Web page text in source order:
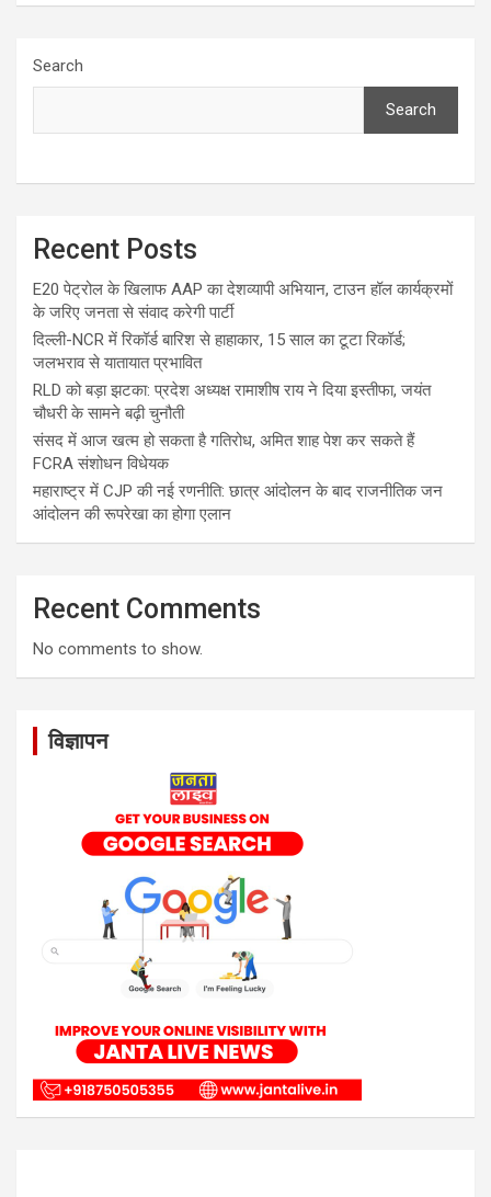
Search
Search
Recent Posts
E20 पेट्रोल के खिलाफ AAP का देशव्यापी अभियान, टाउन हॉल कार्यक्रमों
के जरिए जनता से संवाद करेगी पार्टी
दिल्ली-NCR में रिकॉर्ड बारिश से हाहाकार, 15 साल का टूटा रिकॉर्ड;
जलभराव से यातायात प्रभावित
RLD को बड़ा झटका: प्रदेश अध्यक्ष रामाशीष राय ने दिया इस्तीफा, जयंत
चौधरी के सामने बढ़ी चुनौती
संसद में आज खत्म हो सकता है गतिरोध, अमित शाह पेश कर सकते हैं
FCRA संशोधन विधेयक
महाराष्ट्र में CJP की नई रणनीति: छात्र आंदोलन के बाद राजनीतिक जन
आंदोलन की रूपरेखा का होगा एलान
Recent Comments
No comments to show.
विज्ञापन